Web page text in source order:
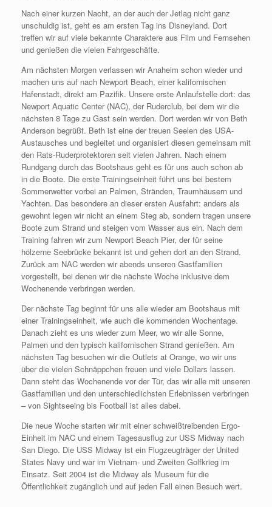
Nach einer kurzen Nacht, an der auch der Jetlag nicht ganz
unschuldig ist, geht es am ersten Tag ins Disneyland. Dort
treffen wir auf viele bekannte Charaktere aus Film und Fernsehen
und genießen die vielen Fahrgeschäfte.
Am nächsten Morgen verlassen wir Anaheim schon wieder und
machen uns auf nach Newport Beach, einer kalifornischen
Hafenstadt, direkt am Pazifik. Unsere erste Anlaufstelle dort: das
Newport Aquatic Center (NAC), der Ruderclub, bei dem wir die
nächsten 8 Tage zu Gast sein werden. Dort werden wir von Beth
Anderson begrüßt. Beth ist eine der treuen Seelen des USA-
Austausches und begleitet und organisiert diesen gemeinsam mit
den Rats-Ruderprotektoren seit vielen Jahren. Nach einem
Rundgang durch das Bootshaus geht es für uns auch schon ab
in die Boote. Die erste Trainingseinheit führt uns bei bestem
Sommerwetter vorbei an Palmen, Stränden, Traumhäusern und
Yachten. Das besondere an dieser ersten Ausfahrt: anders als
gewohnt legen wir nicht an einem Steg ab, sondern tragen unsere
Boote zum Strand und steigen vom Wasser aus ein. Nach dem
Training fahren wir zum Newport Beach Pier, der für seine
hölzerne Seebrücke bekannt ist und gehen dort an den Strand.
Zurück am NAC werden wir abends unseren Gastfamilien
vorgestellt, bei denen wir die nächste Woche inklusive dem
Wochenende verbringen werden.
Der nächste Tag beginnt für uns alle wieder am Bootshaus mit
einer Trainingseinheit, wie auch die kommenden Wochentage.
Danach zieht es uns wieder zum Meer, wo wir alle Sonne,
Palmen und den typisch kalifornischen Strand genießen. Am
nächsten Tag besuchen wir die Outlets at Orange, wo wir uns
über die vielen Schnäppchen freuen und viele Dollars lassen.
Dann steht das Wochenende vor der Tür, das wir alle mit unseren
Gastfamilien und den unterschiedlichsten Erlebnissen verbringen
– von Sightseeing bis Football ist alles dabei.
Die neue Woche starten wir mit einer schweißtreibenden Ergo-
Einheit im NAC und einem Tagesausflug zur USS Midway nach
San Diego. Die USS Midway ist ein Flugzeugträger der United
States Navy und war im Vietnam- und Zweiten Golfkrieg im
Einsatz. Seit 2004 ist die Midway als Museum für die
Öffentlichkeit zugänglich und auf jeden Fall einen Besuch wert.